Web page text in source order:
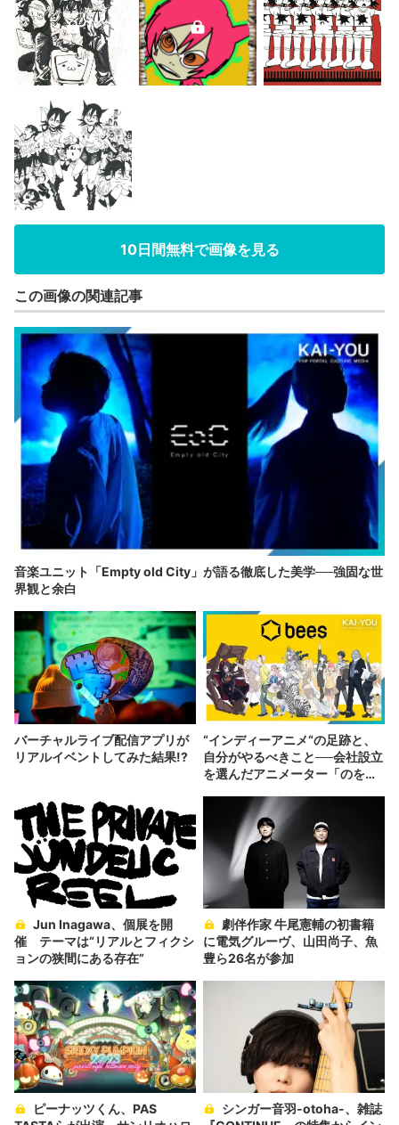
10日間無料で画像を見る
この画像の関連記事
音楽ユニット「Empty old City」が語る徹底した美学──強固な世
界観と余白
バーチャルライブ配信アプリが
リアルイベントしてみた結果!?
“インディーアニメ“の足跡と、
自分がやるべきこと──会社設立
を選んだアニメーター「のを
催 テーマは“リアルとフィクシ
ョンの狭間にある存在”
に電気グルーヴ、山田尚子、魚
豊ら26名が参加